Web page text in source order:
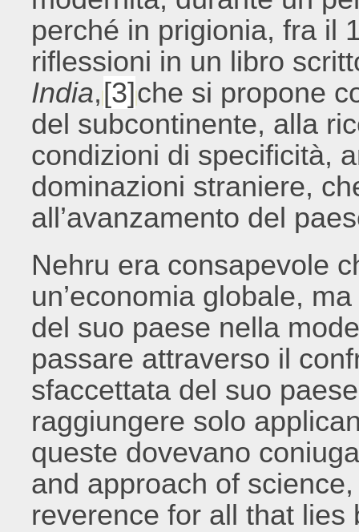
perché in prigionia, fra il
riflessioni in un libro
India,[3]che si propone
del subcontinente, alla
condizioni di specificità,
dominazioni straniere,
all’avanzamento del
Nehru era consapevole
un’economia globale,
del suo paese nella
passare attraverso il
sfaccettata del suo
raggiungere solo
queste dovevano
and approach of
reverence for all that lies